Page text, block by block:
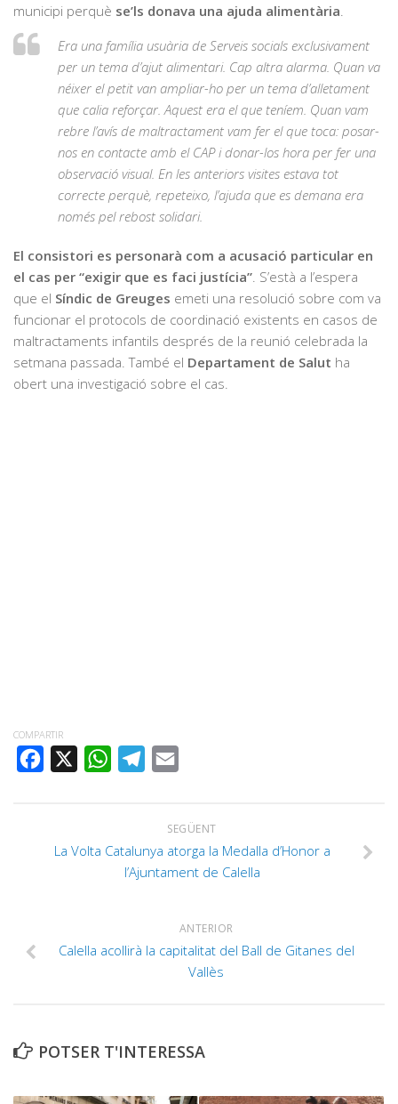
municipi perquè se’ls donava una ajuda alimentària
Era una família usuària de Serveis socials exclusivament
per un tema d’ajut alimentari. Cap altra alarma. Quan va
néixer el petit van ampliar-ho per un tema d’alletament
que calia reforçar. Aquest era el que teníem. Quan vam
rebre l’avís de maltractament vam fer el que toca: posar-
nos en contacte amb el CAP i donar-los hora per fer una
observació visual. En les anteriors visites estava tot
correcte perquè, repeteixo, l’ajuda que es demana era
només pel rebost solidari.
El consistori es personarà com a acusació particular en
el cas per “exigir que es faci justícia” . S’està a l’espera
que el Síndic de Greuges emeti una resolució sobre com va
funcionar el protocols de coordinació existents en casos de
maltractaments infantils després de la reunió celebrada la
setmana passada. També el Departament de Salut ha
obert una investigació sobre el cas.
COMPARTIR
FACEBOOK
WHATSAPPTELEGRAM
SEGÜENT
La Volta Catalunya atorga la Medalla d’Honor a
l’Ajuntament de Calella
ANTERIOR
Calella acollirà la capitalitat del Ball de Gitanes del
Vallès
POTSER T'INTERESSA